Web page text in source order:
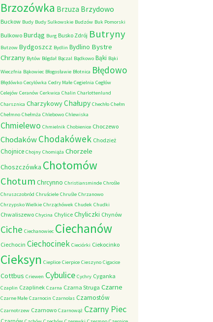
Brzozówka Brzuza Brzydowo
Buckow Budy Budy Sulkowskie Budzów Buk Pomorski
Bulkowo Burdąg Burg Busko Zdrój Butryny
Butzow Bydgoszcz Bydlin Bydlino Bystre
Chrzany Bytów Bógdał Bączal Bądkowo Bąki Bąki
Wieczfnia Bąkowiec Błogosławie Błotnica Błędowo
Błędówko Cecylówka Cedry Małe Cegielnia Cegłów
Celejów Ceranów Cerkwica Chalin Charlottenlund
Charsznica CharzykowyChałupy Chechło Chełm
Chełmno Chełmża Chlebowo Chlewiska
Chmielewo Chmielnik Chobienice Choczewo
ChodakówChodakówek Chodzież
Chojnice Chojny Chomiąża Chorzele
Choszczówka Chotomów
Chotum Chrcynno Christiansminde Chrośle
Chruszczobród Chruściele Chruśle Chrzanowo
Chrzypsko Wielkie Chrząchówek Chudek Chudki
Chwaliszewo Chycina Chylice Chyliczki Chynów
Ciche Ciechanowiec Ciechanów
Ciechocin Ciechocinek Cieciórki Ciekocinko
Cieksyn Cieplice Cierpice Cieszyno Cigacice
Cottbus Criewen Cybulice Cychry Cyganka
Czaplin Czaplinek Czarna Czarna Struga Czarne
Czarne Małe Czarnocin Czarnolas Czarnostów
Czarnotrzew Czarnowo Czarnowąż Czarny Piec